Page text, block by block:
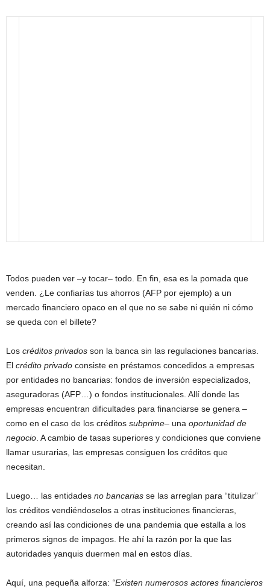
Todos pueden ver –y tocar– todo. En fin, esa es la pomada que
venden. ¿Le confiarías tus ahorros (AFP por ejemplo) a un
mercado financiero opaco en el que no se sabe ni quién ni cómo
se queda con el billete?
Los créditos privados son la banca sin las regulaciones bancarias.
El crédito privado consiste en préstamos concedidos a empresas
por entidades no bancarias: fondos de inversión especializados,
aseguradoras (AFP…) o fondos institucionales. Allí donde las
empresas encuentran dificultades para financiarse se genera –
como en el caso de los créditos subprime– una oportunidad de
negocio . A cambio de tasas superiores y condiciones que conviene
llamar usurarias, las empresas consiguen los créditos que
necesitan.
Luego… las entidades no bancarias se las arreglan para “titulizar”
los créditos vendiéndoselos a otras instituciones financieras,
creando así las condiciones de una pandemia que estalla a los
primeros signos de impagos. He ahí la razón por la que las
autoridades yanquis duermen mal en estos días.
Aquí, una pequeña alforza: “Existen numerosos actores financieros